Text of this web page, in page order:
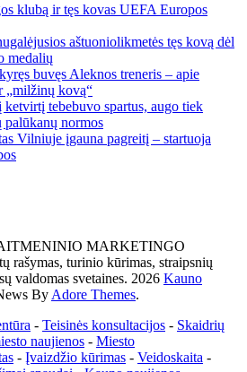
klubą ir tęs kovas UEFA Europos
aštuoniolikmetės tęs kovą dėl
medalių
buvęs Aleknos treneris – apie
„milžinų kovą“
tebebuvo spartus, augo tiek
normos
Vilniuje įgauna pagreitį – startuoja
MARKETINGO
rašymas, turinio kūrimas, straipsnių
valdomas svetaines. 2026 Kauno
By Adore Themes.
- Teisinės konsultacijos - Skaidrių
naujienos - Miesto
- Įvaizdžio kūrimas - Veidoskaita -